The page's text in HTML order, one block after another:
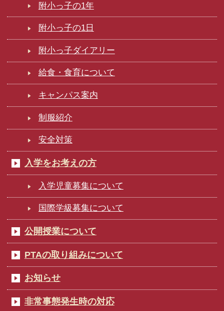
附小っ子の1年
附小っ子の1日
附小っ子ダイアリー
給食・食育について
キャンパス案内
制服紹介
安全対策
入学をお考えの方
入学児童募集について
国際学級募集について
公開授業について
PTAの取り組みについて
お知らせ
非常事態発生時の対応